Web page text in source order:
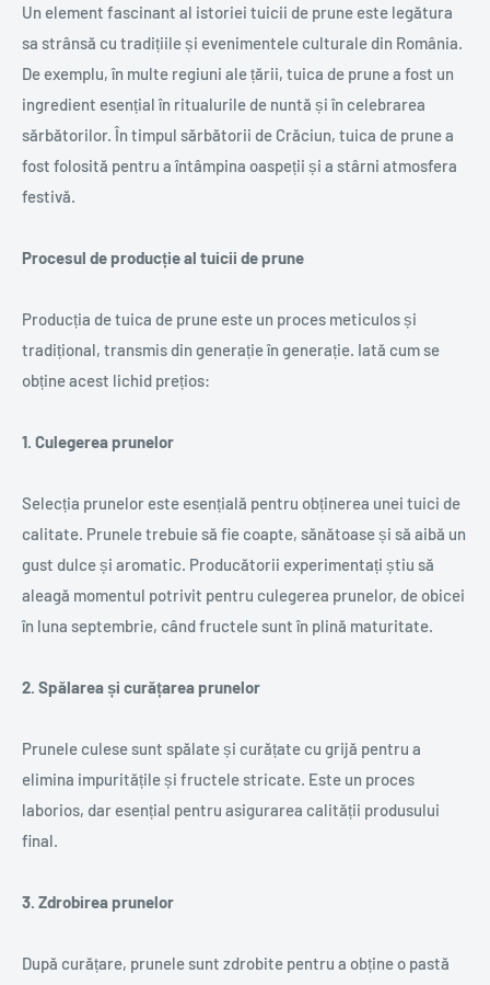
Un element fascinant al istoriei tuicii de prune este legătura
sa strânsă cu tradițiile și evenimentele culturale din România.
De exemplu, în multe regiuni ale țării, tuica de prune a fost un
ingredient esențial în ritualurile de nuntă și în celebrarea
sărbătorilor. În timpul sărbătorii de Crăciun, tuica de prune a
fost folosită pentru a întâmpina oaspeții și a stârni atmosfera
festivă.
Procesul de producție al tuicii de prune
Producția de tuica de prune este un proces meticulos și
tradițional, transmis din generație în generație. Iată cum se
obține acest lichid prețios:
1. Culegerea prunelor
Selecția prunelor este esențială pentru obținerea unei tuici de
calitate. Prunele trebuie să fie coapte, sănătoase și să aibă un
gust dulce și aromatic. Producătorii experimentați știu să
aleagă momentul potrivit pentru culegerea prunelor, de obicei
în luna septembrie, când fructele sunt în plină maturitate.
2. Spălarea și curățarea prunelor
Prunele culese sunt spălate și curățate cu grijă pentru a
elimina impuritățile și fructele stricate. Este un proces
laborios, dar esențial pentru asigurarea calității produsului
final.
3. Zdrobirea prunelor
După curățare, prunele sunt zdrobite pentru a obține o pastă